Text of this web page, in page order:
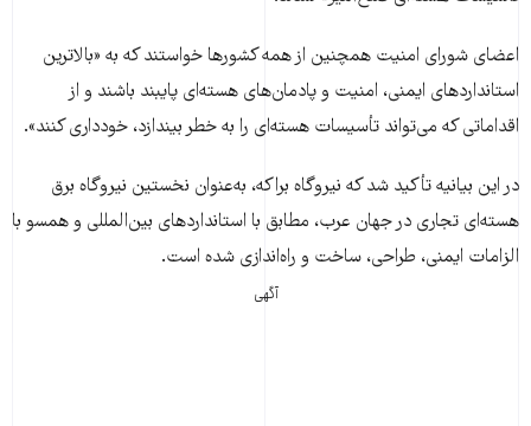
اعضای شورای امنیت همچنین از همه کشورها خواستند که به «بالاترین
استانداردهای ایمنی، امنیت و پادمان‌های هسته‌ای پایبند باشند و از
اقداماتی که می‌تواند تأسیسات هسته‌ای را به خطر بیندازد، خودداری کنند».
در این بیانیه تأکید شد که نیروگاه براکه، به‌عنوان نخستین نیروگاه برق
هسته‌ای تجاری در جهان عرب، مطابق با استانداردهای بین‌المللی و همسو با
الزامات ایمنی، طراحی، ساخت و راه‌اندازی شده است.
آگهی